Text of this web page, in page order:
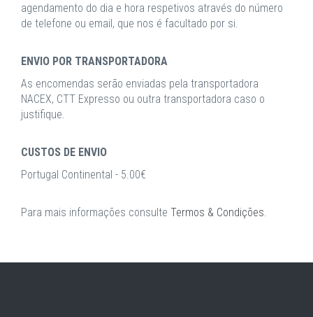
agendamento do dia e hora respetivos através do número
de telefone ou email, que nos é facultado por si.
ENVIO POR TRANSPORTADORA
As encomendas serão enviadas pela transportadora
NACEX, CTT Expresso ou outra transportadora caso o
justifique.
CUSTOS DE ENVIO
Portugal Continental - 5.00€
Para mais informações consulte Termos & Condições.